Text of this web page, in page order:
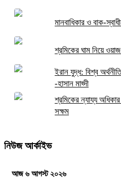
মানবাধিকার ও বাক-
শ্রমিকের ঘাম নিয়ে
ইরান যুদ্ধ: বিশ্ব
-হাসান মাহ্দী
শ্রমিকের ন্যায্য
সক্ষম
নিউজ আর্কাইভ
আজ ৬ আগস্ট ২০২৬